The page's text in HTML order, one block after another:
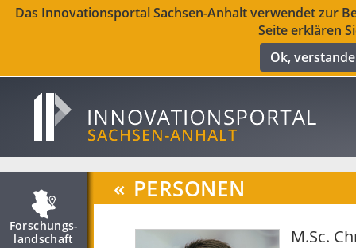
Das Innovationsportal Sachsen-Anhalt verwendet zur
Seite erklären
Ok,
Forschungs­
landschaft
« PERSONEN
M.Sc.